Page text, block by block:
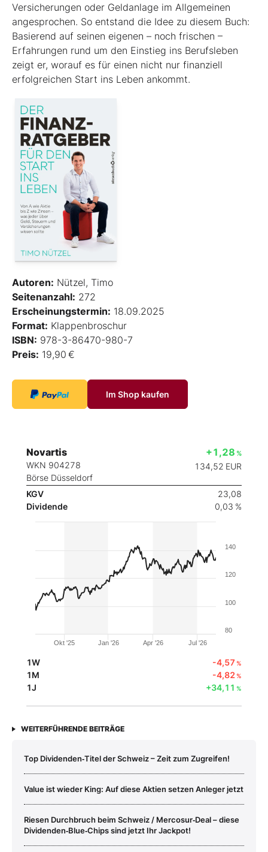
Versicherungen oder Geldanlage im Allgemeinen
angesprochen. So entstand die Idee zu diesem Buch:
Basierend auf seinen eigenen – noch frischen –
Erfahrungen rund um den Einstieg ins Berufsleben
zeigt er, worauf es für einen nicht nur finanziell
erfolgreichen Start ins Leben ankommt.
Autoren: Nützel, Timo
Seitenanzahl: 272
Erscheinungstermin: 18.09.2025
Format: Klappenbroschur
ISBN: 978-3-86470-980-7
Preis: 19,90 €
Im Shop kaufen
Novartis
WKN 904278
Börse Düsseldorf
+1,28 %
134,52 EUR
KGV
23,08
Dividende
0,03 %
Okt '25 Jan '26 Apr '26 Jul '26
80
100
120
140
1W -4,57 %
1M -4,82%
1J +34,11 %
WEITERFÜHRENDE BEITRÄGE
Top Dividenden‑Titel der Schweiz – Zeit zum Zugreifen!
Value ist wieder King: Auf diese Aktien setzen Anleger jetzt
Riesen Durchbruch beim Schweiz / Mercosur‑Deal – diese
Dividenden‑Blue‑Chips sind jetzt Ihr Jackpot!